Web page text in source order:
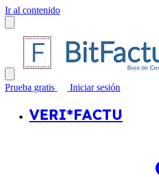
Ir al contenido
Prueba gratis Iniciar sesión
VERI*FACTU